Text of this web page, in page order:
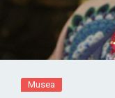
Musea